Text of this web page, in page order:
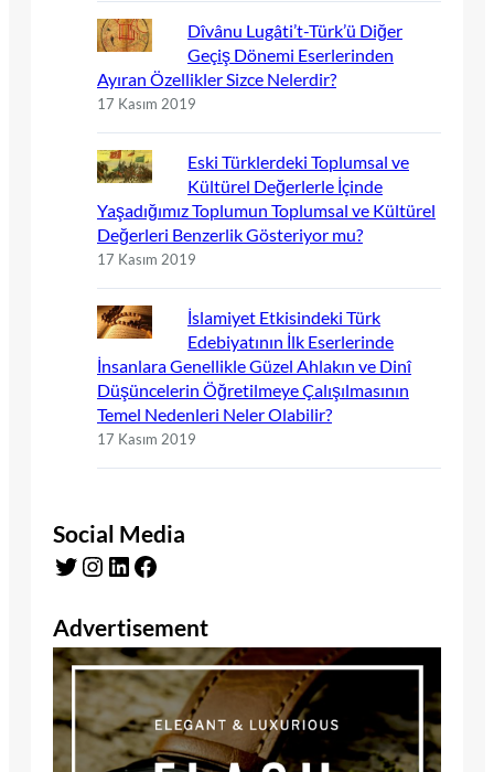
Dîvânu Lugâti’t-Türk’ü Diğer
Geçiş Dönemi Eserlerinden
Ayıran Özellikler Sizce Nelerdir?
17 Kasım 2019
Eski Türklerdeki Toplumsal ve
Kültürel Değerlerle İçinde
Yaşadığımız Toplumun Toplumsal ve Kültürel
Değerleri Benzerlik Gösteriyor mu?
17 Kasım 2019
İslamiyet Etkisindeki Türk
Edebiyatının İlk Eserlerinde
İnsanlara Genellikle Güzel Ahlakın ve Dinî
Düşüncelerin Öğretilmeye Çalışılmasının
Temel Nedenleri Neler Olabilir?
17 Kasım 2019
Social Media
Twitter Instagram LinkedIn Facebook
Advertisement